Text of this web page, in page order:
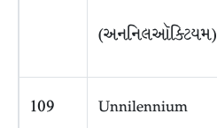
(અનનિલઑક્ટિયમ)
109
Unnilennium